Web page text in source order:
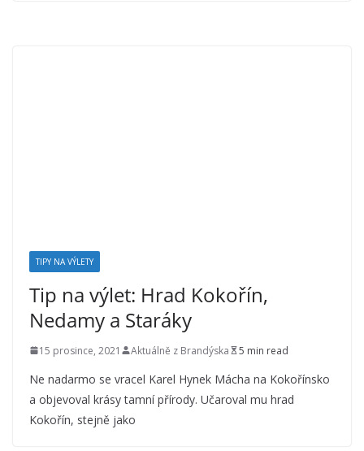
TIPY NA VÝLETY
Tip na výlet: Hrad Kokořín,
Nedamy a Staráky
15 prosince, 2021 Aktuálně z Brandýska 5 min read
Ne nadarmo se vracel Karel Hynek Mácha na Kokořínsko
a objevoval krásy tamní přírody. Učaroval mu hrad
Kokořín, stejně jako